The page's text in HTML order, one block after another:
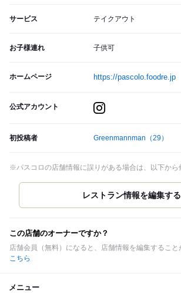
サービス テイクアウト
お子様連れ 子供可
ホームページ https://pascolo.foodre.jp
公式アカウント
初投稿者 Greenmannman （29）
※パスコロの店舗情報に誤りがある場合は、以下から
この店舗のオーナーですか？
店舗会員（無料）になると、店舗情報を編集すること
こちら
メニュー